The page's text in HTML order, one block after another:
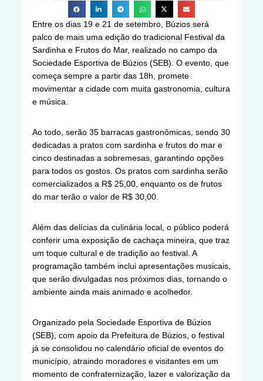
Entre os dias 19 e 21 de setembro, Búzios será
palco de mais uma edição do tradicional Festival da
Sardinha e Frutos do Mar, realizado no campo da
Sociedade Esportiva de Búzios (SEB). O evento, que
começa sempre a partir das 18h, promete
movimentar a cidade com muita gastronomia, cultura
e música.
Ao todo, serão 35 barracas gastronômicas, sendo 30
dedicadas a pratos com sardinha e frutos do mar e
cinco destinadas a sobremesas, garantindo opções
para todos os gostos. Os pratos com sardinha serão
comercializados a R$ 25,00, enquanto os de frutos
do mar terão o valor de R$ 30,00.
Além das delícias da culinária local, o público poderá
conferir uma exposição de cachaça mineira, que traz
um toque cultural e de tradição ao festival. A
programação também inclui apresentações musicais,
que serão divulgadas nos próximos dias, tornando o
ambiente ainda mais animado e acolhedor.
Organizado pela Sociedade Esportiva de Búzios
(SEB), com apoio da Prefeitura de Búzios, o festival
já se consolidou no calendário oficial de eventos do
município, atraindo moradores e visitantes em um
momento de confraternização, lazer e valorização da